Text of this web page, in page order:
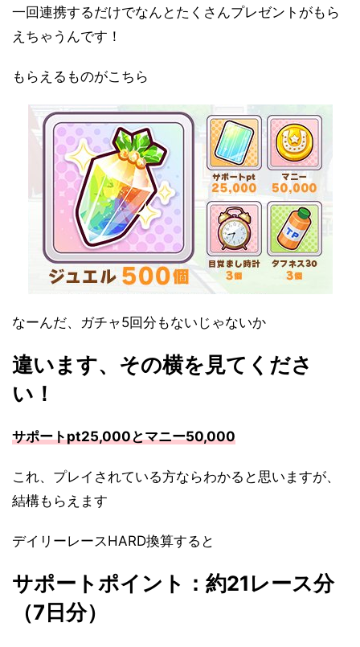
一回連携するだけでなんとたくさんプレゼントがもら
えちゃうんです！
もらえるものがこちら
なーんだ、ガチャ5回分もないじゃないか
違います、その横を見てくださ
い！
サポートpt25,000とマニー50,000
これ、プレイされている方ならわかると思いますが、
結構もらえます
デイリーレースHARD換算すると
サポートポイント：約21レース分
（7日分）